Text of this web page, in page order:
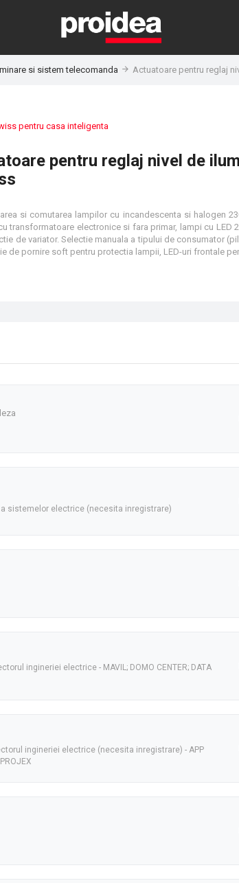
si sistem telecomanda Actuatoare pentru reglaj
pentru casa inteligenta
pentru reglaj nivel de
si comutarea lampilor cu incandescenta si halogen
transformatoare electronice si fara primar, lampi cu LED
de variator. Selectie manuala a tipului de consumator
sistemelor electrice (necesita inregistrare)
ingineriei electrice - MAVIL; DOMO CENTER; DATA
ingineriei electrice (necesita inregistrare) - APP